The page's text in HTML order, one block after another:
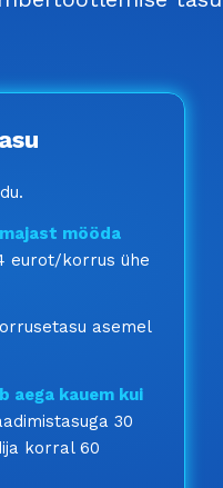
mööda
eurot/korrus ühe
asemel
aega kauem kui
30
korral 60